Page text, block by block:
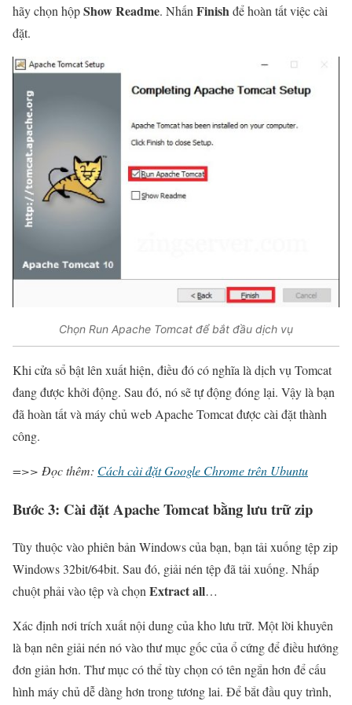
hãy chọn hộpShow Readme. Nhấn Finishđể hoàn tất việc cài
đặt.
Chọn Run Apache Tomcat để bắt đầu dịch vụ
Khi cửa sổ bật lên xuất hiện, điều đó có nghĩa là dịch vụ Tomcat
đang được khởi động. Sau đó, nó sẽ tự động đóng lại. Vậy là bạn
đã hoàn tất và máy chủ web Apache Tomcat được cài đặt thành
công.
=>> Đọc thêm: Cách cài đặt Google Chrome trên Ubuntu
Bước 3: Cài đặt Apache Tomcat bằng lưu trữ zip
Tùy thuộc vào phiên bản Windows của bạn, bạn tải xuống tệp zip
Windows 32bit/64bit. Sau đó, giải nén tệp đã tải xuống. Nhấp
chuột phải vào tệp và chọnExtract all…
Xác định nơi trích xuất nội dung của kho lưu trữ. Một lời khuyên
là bạn nên giải nén nó vào thư mục gốc của ổ cứng để điều hướng
đơn giản hơn. Thư mục có thể tùy chọn có tên ngắn hơn để cấu
hình máy chủ dễ dàng hơn trong tương lai. Để bắt đầu quy trình,